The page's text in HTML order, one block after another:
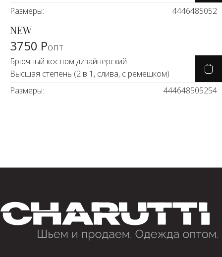
Размеры:
4446485052
NEW
3750 Ропт
Брючный костюм дизайнерский
Высшая степень (2 в 1, слива, с ремешком)
Размеры:
444648505254